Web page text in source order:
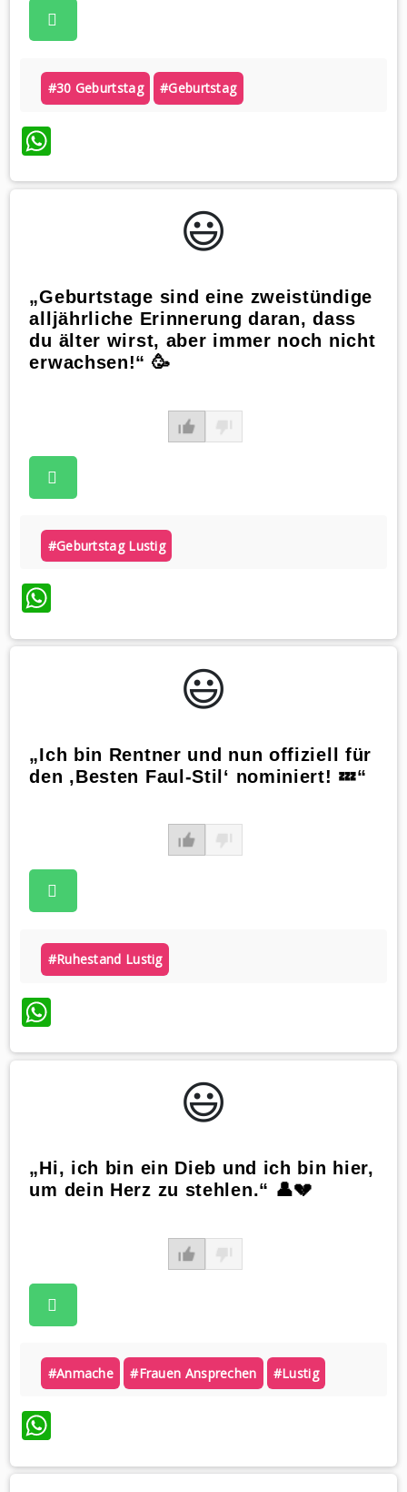
#30 Geburtstag #geburtstag
WhatsApp
😃️
„Geburtstage sind eine zweistündige
alljährliche Erinnerung daran, dass
du älter wirst, aber immer noch nicht
erwachsen!“ 🥳
#geburtstag Lustig
WhatsApp
😃️
„Ich bin Rentner und nun offiziell für
den ‚Besten Faul-Stil‘ nominiert! 💤“
#ruhestand Lustig
WhatsApp
😃️
„Hi, ich bin ein Dieb und ich bin hier,
um dein Herz zu stehlen.“ 👤💔
#anmache #frauen Ansprechen #lustig
WhatsApp